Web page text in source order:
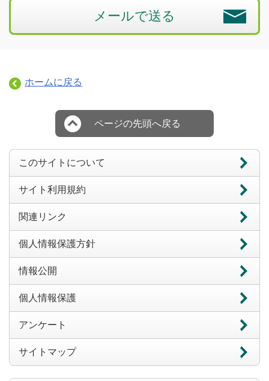
メールで送る
ホームに戻る
ページの先頭へ戻る
このサイトについて
サイト利用規約
関連リンク
個人情報保護方針
情報公開
個人情報保護
アンケート
サイトマップ